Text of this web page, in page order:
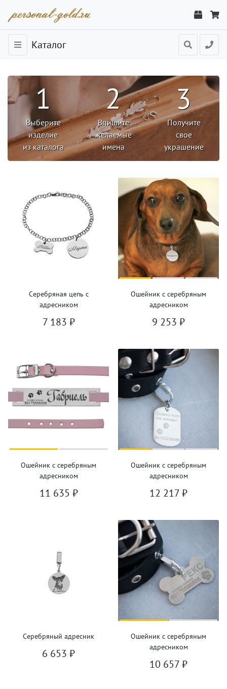
Каталог
1
Выберите
изделие
из каталога
2
Впишите
желаемые
имена
3
Получите
свое
украшение
Серебряная цепь с
адресником
7 183 ₽
Ошейник с серебряным
адресником
9 253 ₽
Ошейник с серебряным
адресником
11 635 ₽
Ошейник с серебряным
адресником
12 217₽
Серебряный адресник
6 653 ₽
Ошейник с серебряным
адресником
10 657₽